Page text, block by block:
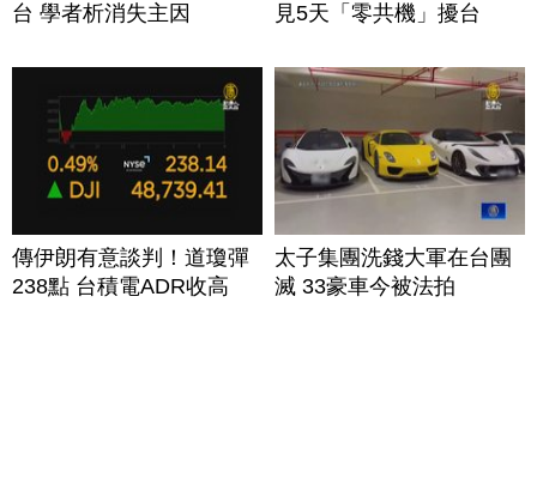
台 學者析消失主因
見5天「零共機」擾台
傳伊朗有意談判！道瓊彈
238點 台積電ADR收高
太子集團洗錢大軍在台團
滅 33豪車今被法拍